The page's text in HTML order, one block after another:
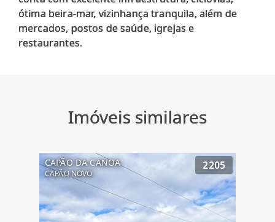
ótima beira-mar, vizinhança tranquila, além de
mercados, postos de saúde, igrejas e
restaurantes.
Imóveis similares
CAPÃO DA CANOA
CAPÃO NOVO
2205